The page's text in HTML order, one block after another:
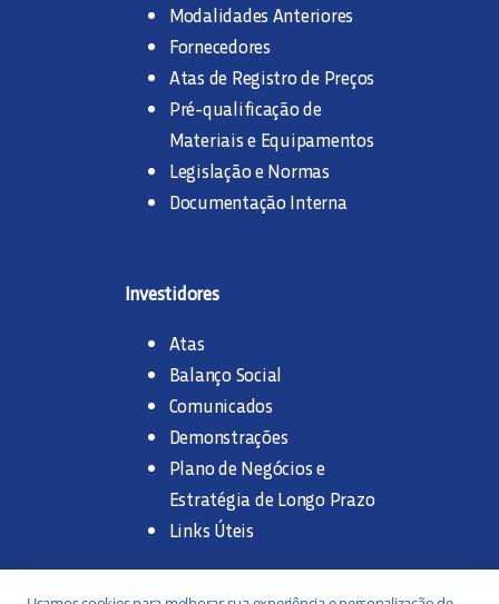
Modalidades Anteriores
Fornecedores
Atas de Registro de Preços
Pré-qualificação de
Materiais e Equipamentos
Legislação e Normas
Documentação Interna
Investidores
Atas
Balanço Social
Comunicados
Demonstrações
Plano de Negócios e
Estratégia de Longo Prazo
Links Úteis
Trabalhe na SANASA